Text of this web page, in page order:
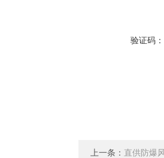
验证码：
上一条： 直供防爆